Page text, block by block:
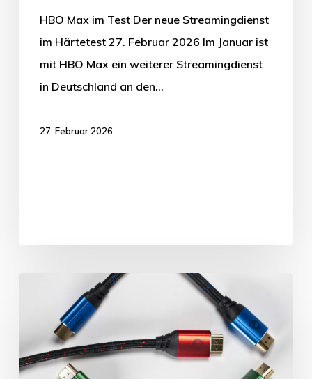
HBO Max im Test Der neue Streamingdienst
im Härtetest 27. Februar 2026 Im Januar ist
mit HBO Max ein weiterer Streamingdienst
in Deutschland an den…
27. Februar 2026